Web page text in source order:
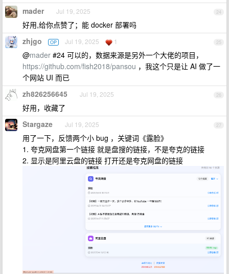
24
mader Jul 19, 2025
好用,给你点赞了；能 docker 部署吗
25
zhjgo OP Jul 19, 2025 1
@mader #24 可以的，数据来源是另外一个大佬的项目，
https://github.com/fish2018/pansou ，我这个只是让 AI 做了一
个网站 UI 而已
26
zh826256645 Jul 19, 2025
好用，收藏了
27
Stargaze Jul 19, 2025
用了一下，反馈两个小 bug ，关键词《露脸》
1. 夸克网盘第一个链接 就是盘搜的链接，不是夸克的链接
2. 显示是阿里云盘的链接 打开还是夸克网盘的链接